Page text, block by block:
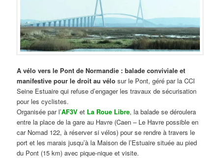
A vélo vers le Pont de Normandie : balade conviviale et
manifestive pour le droit au vélo sur le Pont, géré par la CCI
Seine Estuaire qui refuse d’engager les travaux de sécurisation
pour les cyclistes.
Organisée par l’AF3V et La Roue Libre, la balade se déroulera
entre la place de la gare au Havre (Caen – Le Havre possible en
car Nomad 122, à réserver si vélos) pour se rendre à travers le
port et les marais jusqu’à la Maison de l’Estuaire située au pied
du Pont (15 km) avec pique-nique et visite.